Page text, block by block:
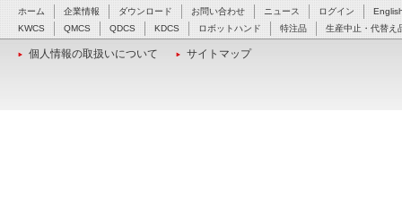
ホーム 企業情報 ダウンロード お問い合わせ ニュース ログイン
KWCS
QMCS QDCS KDCS ロボットハンド 特注品 生産中止・代替え
個人情報の取扱いについて サイトマップ